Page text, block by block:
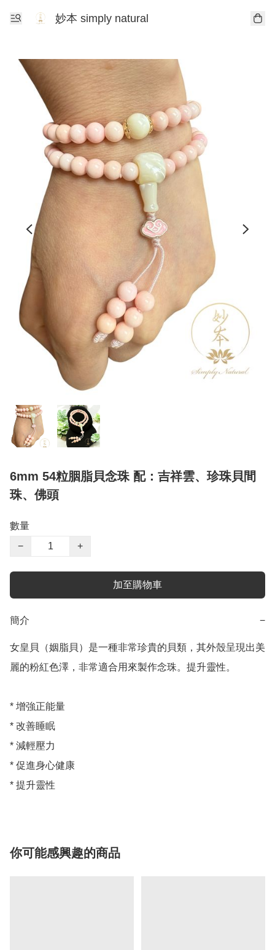
妙本 simply natural
6mm 54粒胭脂貝念珠 配：吉祥雲、珍珠貝間
珠、佛頭
數量
−
+
加至購物車
簡介 −
女皇貝（姻脂貝）是一種非常珍貴的貝類，其外殼呈現出美
麗的粉紅色澤，非常適合用來製作念珠。提升靈性。
* 增強正能量
* 改善睡眠
* 減輕壓力
* 促進身心健康
你可能感興趣的商品